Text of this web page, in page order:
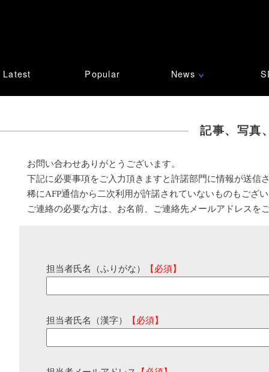
Latest Popular News ∨
記事、写真
お問い合わせありがとうございます。
下記に必要事項をご入力頂きますと許諾部門に情報が送信
稀にAFP通信から二次利用が許諾されていないものもござ
ご連絡の必要な方は、お名前、ご連絡先メールアドレスを
担当者氏名（ふりがな） 【必須】
担当者氏名（漢字） 【必須】